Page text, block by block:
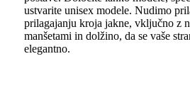
ustvarite unisex modele. Nudimo
prilagajanju kroja jakne, vključno z
manšetami in dolžino, da se vaše
elegantno.